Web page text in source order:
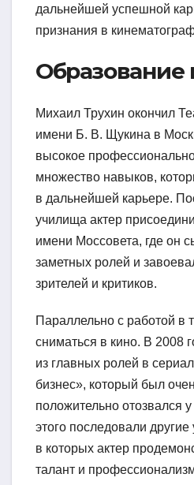
дальнейшей успешной
признания в
Образование
Михаил Трухин окончил
имени Б. В. Щукина в
высокое
множество навыков,
в дальнейшей карьере.
училища актер
имени Моссовета, где он
заметных ролей и
зрителей и критиков.
Параллельно с работой в
сниматься в кино. В 2008
из главных ролей в
бизнес», который был
положительно отозвался
этого последовали
в которых актер
талант и